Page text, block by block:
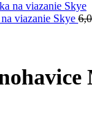
viazanie Skye